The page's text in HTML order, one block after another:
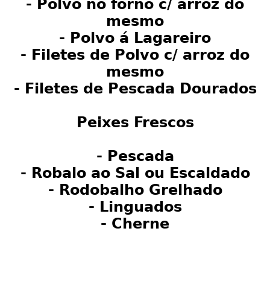
- Polvo no forno c/ arroz do
mesmo
- Polvo á Lagareiro
- Filetes de Polvo c/ arroz do
mesmo
- Filetes de Pescada Dourados
Peixes Frescos
- Pescada
- Robalo ao Sal ou Escaldado
- Rodobalho Grelhado
- Linguados
- Cherne